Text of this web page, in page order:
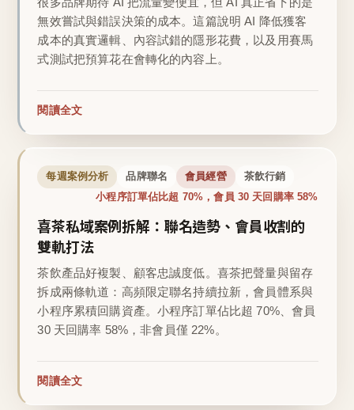
無效嘗試與錯誤決策的成本。這篇說明 AI 降低獲客
成本的真實邏輯、內容試錯的隱形花費，以及用賽馬
式測試把預算花在會轉化的內容上。
閱讀全文
每週案例分析 品牌聯名 會員經營 茶飲行銷
小程序訂單佔比超 70%，會員 30 天回購率 58%
喜茶私域案例拆解：聯名造勢、會員收割的
雙軌打法
茶飲產品好複製、顧客忠誠度低。喜茶把聲量與留存
拆成兩條軌道：高頻限定聯名持續拉新，會員體系與
小程序累積回購資產。小程序訂單佔比超 70%、會員
30 天回購率 58%，非會員僅 22%。
閱讀全文